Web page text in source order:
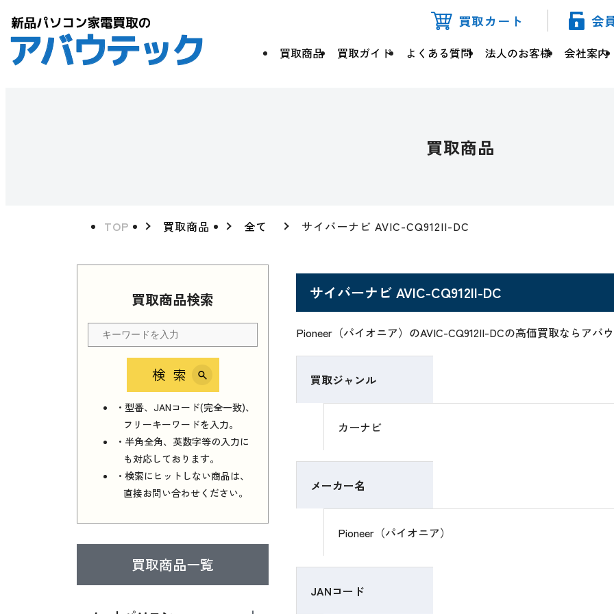
買取カート 会
買取商品 買取ガイド よくある質問 法人のお客様 会社案内
買取商品
TOP 買取商品 全て サイバーナビ AVIC-CQ912II-DC
買取商品検索
検索
・型番、JANコード(完全一致)、
フリーキーワードを入力。
・半角全角、英数字等の入力に
も対応しております。
・検索にヒットしない商品は、
直接お問い合わせください。
買取商品一覧
サイバーナビ AVIC-CQ912II-DC
Pioneer（パイオニア）のAVIC-CQ912II-DCの高価買取ならアバ
買取ジャンル
カーナビ
メーカー名
Pioneer（パイオニア）
JANコード